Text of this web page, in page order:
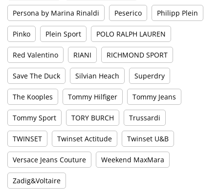
Persona by Marina Rinaldi Peserico Philipp Plein
Pinko Plein Sport POLO RALPH LAUREN
Red Valentino RIANI RICHMOND SPORT
Save The Duck Silvian Heach Superdry
The Kooples Tommy Hilfiger Tommy Jeans
Tommy Sport TORY BURCH Trussardi
TWINSET Twinset Actitude Twinset U&B
Versace Jeans Couture Weekend MaxMara
Zadig&Voltaire